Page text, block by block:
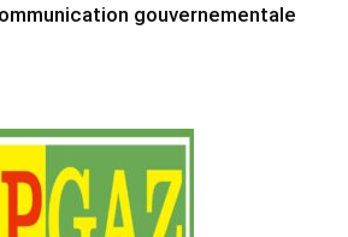
gouvernementale